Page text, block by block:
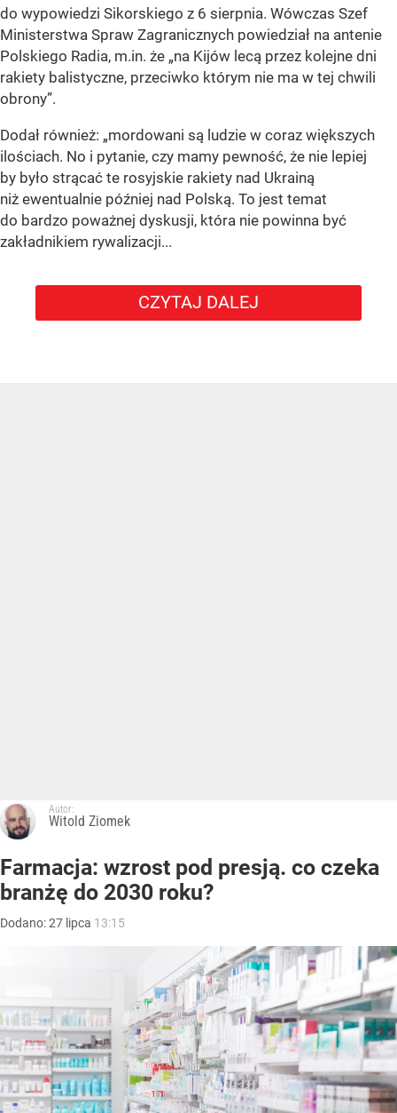
do wypowiedzi Sikorskiego z 6 sierpnia. Wówczas Szef
Ministerstwa Spraw Zagranicznych powiedział na antenie
Polskiego Radia, m.in. że „na Kijów lecą przez kolejne dni
rakiety balistyczne, przeciwko którym nie ma w tej chwili
obrony”.
Dodał również: „mordowani są ludzie w coraz większych
ilościach. No i pytanie, czy mamy pewność, że nie lepiej
by było strącać te rosyjskie rakiety nad Ukrainą
niż ewentualnie później nad Polską. To jest temat
do bardzo poważnej dyskusji, która nie powinna być
zakładnikiem rywalizacji...
CZYTAJ DALEJ
Autor:
Witold Ziomek
Farmacja: wzrost pod presją. co czeka
branżę do 2030 roku?
Dodano:27 lipca 13:15